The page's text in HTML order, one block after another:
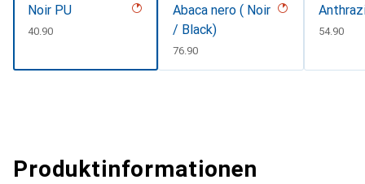
Noir PU
CHF
40.90
Abaca nero ( Noir
/ Black)
CHF
76.90
CHF
54.90
Produktinformationen